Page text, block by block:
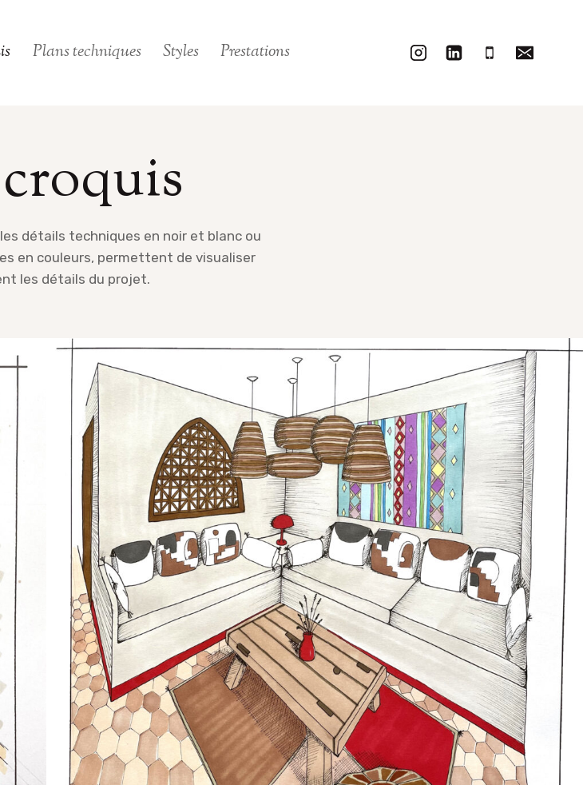
Plans techniques Styles Prestations
détails techniques en noir et blanc ou
en couleurs, permettent de visualiser
les détails du projet.